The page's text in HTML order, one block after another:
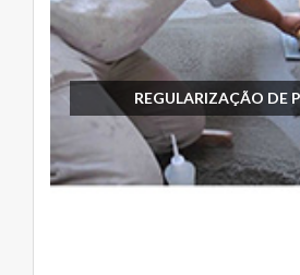
REGULARIZAÇÃO DE